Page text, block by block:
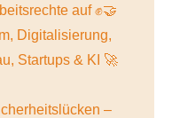
auf ✊🤝
Digitalisierung,
Startups & KI 🚀
–